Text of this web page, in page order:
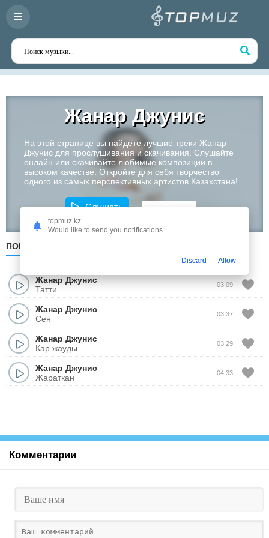
Жанар Джунис
На этой странице вы найдете лучшие треки Жанар
Джунис для прослушивания и скачивания. Слушайте
онлайн или скачивайте любимые композиции в
высоком качестве. Откройте для себя творчество
одного из самых перспективных артистов Казахстана!
Слушать
ПОПУЛЯРНЫЕ
Жанар Джунис
Татти
03:09
Жанар Джунис
Сен
03:37
Жанар Джунис
Кар жауды
03:29
Жанар Джунис
Жараткан
04:33
Комментарии
topmuz.kz
Would like to send you notifications
Discard Allow